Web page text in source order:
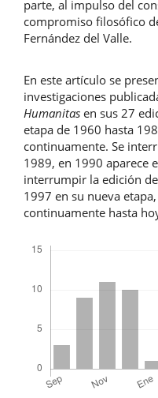
parte, al impulso del
compromiso filosófico
Fernández del Valle.
En este artículo se
investigaciones
Humanitas en sus 27
etapa de 1960 hasta
continuamente. Se
1989, en 1990 aparece
interrumpir la edición
1997 en su nueva
continuamente hasta